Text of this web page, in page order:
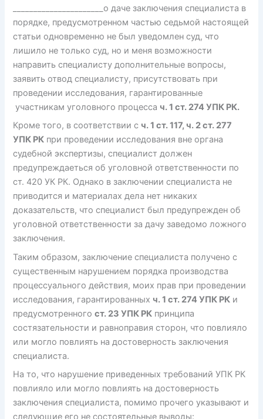
______________________о даче заключения специалиста в
порядке, предусмотренном частью седьмой настоящей
статьи одновременно не был уведомлен суд, что
лишило не только суд, но и меня возможности
направить специалисту дополнительные вопросы,
заявить отвод специалисту, присутствовать при
проведении исследования, гарантированные
участникам уголовного процесса ч. 1 ст. 274 УПК РК.
Кроме того, в соответствии с ч. 1 ст. 117, ч. 2 ст. 277
УПК РК при проведении исследования вне органа
судебной экспертизы, специалист должен
предупреждаеться об уголовной ответственности по
ст. 420 УК РК. Однако в заключении специалиста не
приводится и материалах дела нет никаких
доказательств, что специалист был предупрежден об
уголовной ответственности за дачу заведомо ложного
заключения.
Таким образом, заключение специалиста получено с
существенным нарушением порядка производства
процессуального действия, моих прав при проведении
исследования, гарантированных ч. 1 ст. 274 УПК РК и
предусмотренногост. 23 УПК РК принципа
состязательности и равноправия сторон, что повлияло
или могло повлиять на достоверность заключения
специалиста.
На то, что нарушение приведенных требований УПК РК
повлияло или могло повлиять на достоверность
заключения специалиста, помимо прочего указывают и
следующие его не состоятельные выводы: